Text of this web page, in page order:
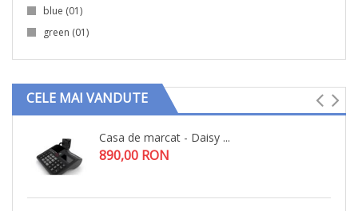
blue (01)
green (01)
CELE MAI VANDUTE
Casa de marcat - Daisy ...
890,00 RON